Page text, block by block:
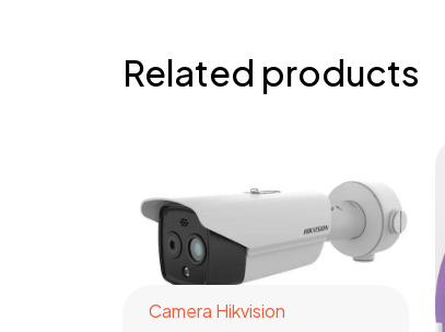
Related products
Camera Hikvision